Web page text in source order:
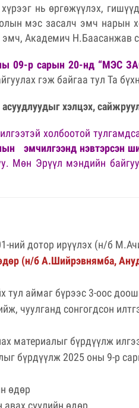
нь өргөжүүлэх,
мэс засалч эмч нарын
Академич Н.Баасанжав
09-р сарын 20-нд “МЭС
гэж байгаа тул Та
хэлцэх,
холбоотой
эмчилгээнд нэвтэрсэн
Мөн Эрүүл мэндийн
ний дотор ирүүлэх (н/б
(н/б А.Шийрэвнямба,
аймаг бүрээс 3-оос
чуулганд сонгогдсон
материалыг бүрдүүлж
бүрдүүлж 2025 оны 9-р
өдөр
сүүлийн өдөр